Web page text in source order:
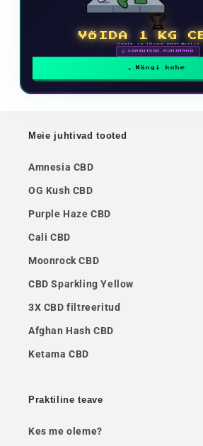
🏆
VÕIDA 1 KG
Osale ja tõuse edetabelis
🗓 IGAKUISED AUHINNAD
Mängi kohe
Meie juhtivad tooted
Amnesia CBD
OG Kush CBD
Purple Haze CBD
Cali CBD
Moonrock CBD
CBD Sparkling Yellow
3X CBD filtreeritud
Afghan Hash CBD
Ketama CBD
Praktiline teave
Kes me oleme?